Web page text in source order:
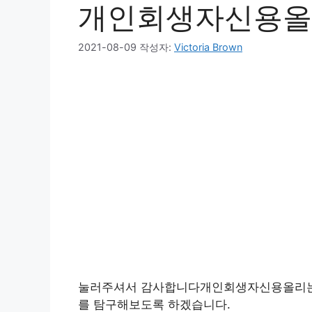
개인회생자신용
2021-08-09 작성자: Victoria Brown
눌러주셔서 감사합니다개인회생자신용올리
를 탐구해보도록 하겠습니다.